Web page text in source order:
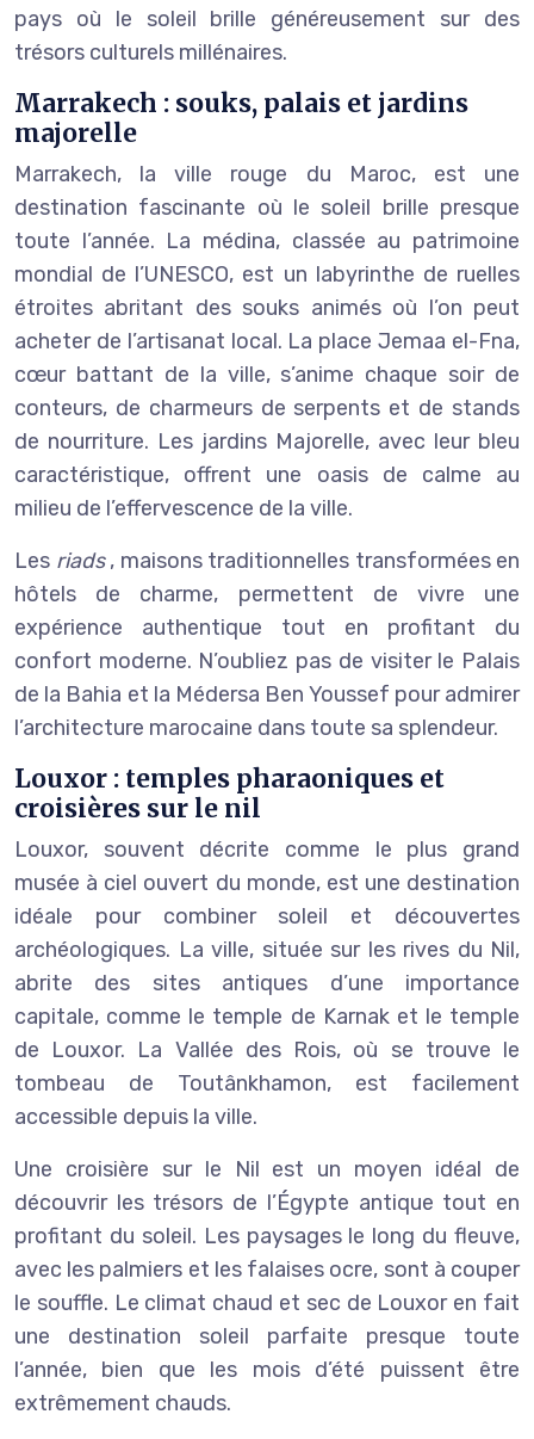
pays où le soleil brille généreusement sur des
trésors culturels millénaires.
Marrakech : souks, palais et jardins
majorelle
Marrakech, la ville rouge du Maroc, est une
destination fascinante où le soleil brille presque
toute l’année. La médina, classée au patrimoine
mondial de l’UNESCO, est un labyrinthe de ruelles
étroites abritant des souks animés où l’on peut
acheter de l’artisanat local. La place Jemaa el-Fna,
cœur battant de la ville, s’anime chaque soir de
conteurs, de charmeurs de serpents et de stands
de nourriture. Les jardins Majorelle, avec leur bleu
caractéristique, offrent une oasis de calme au
milieu de l’effervescence de la ville.
Les riads, maisons traditionnelles transformées en
hôtels de charme, permettent de vivre une
expérience authentique tout en profitant du
confort moderne. N’oubliez pas de visiter le Palais
de la Bahia et la Médersa Ben Youssef pour admirer
l’architecture marocaine dans toute sa splendeur.
Louxor : temples pharaoniques et
croisières sur le nil
Louxor, souvent décrite comme le plus grand
musée à ciel ouvert du monde, est une destination
idéale pour combiner soleil et découvertes
archéologiques. La ville, située sur les rives du Nil,
abrite des sites antiques d’une importance
capitale, comme le temple de Karnak et le temple
de Louxor. La Vallée des Rois, où se trouve le
tombeau de Toutânkhamon, est facilement
accessible depuis la ville.
Une croisière sur le Nil est un moyen idéal de
découvrir les trésors de l’Égypte antique tout en
profitant du soleil. Les paysages le long du fleuve,
avec les palmiers et les falaises ocre, sont à couper
le souffle. Le climat chaud et sec de Louxor en fait
une destination soleil parfaite presque toute
l’année, bien que les mois d’été puissent être
extrêmement chauds.